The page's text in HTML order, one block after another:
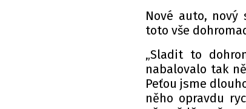
Nové auto,
toto vše
„Sladit to
nabalovalo tak
Peťou jsme
něho opravdu